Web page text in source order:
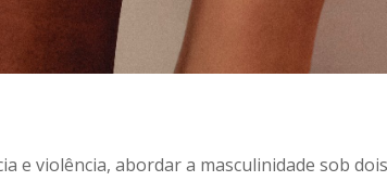
e violência, abordar a masculinidade sob